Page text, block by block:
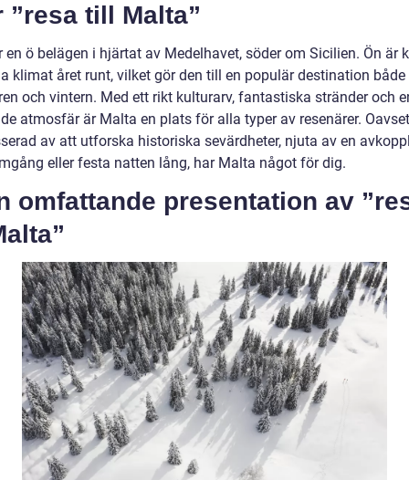
”resa till Malta”
en ö belägen i hjärtat av Medelhavet, söder om Sicilien. Ön är
klimat året runt, vilket gör den till en populär destination både
och vintern. Med ett rikt kulturarv, fantastiska stränder och
atmosfär är Malta en plats för alla typer av resenärer.
av att utforska historiska sevärdheter, njuta av en
eller festa natten lång, har Malta något för dig.
omfattande presentation av